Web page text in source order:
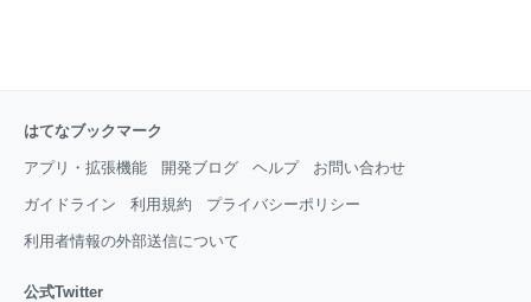
はてなブックマーク
アプリ・拡張機能 開発ブログ ヘルプ お問い合わせ
ガイドライン 利用規約 プライバシーポリシー
利用者情報の外部送信について
公式Twitter